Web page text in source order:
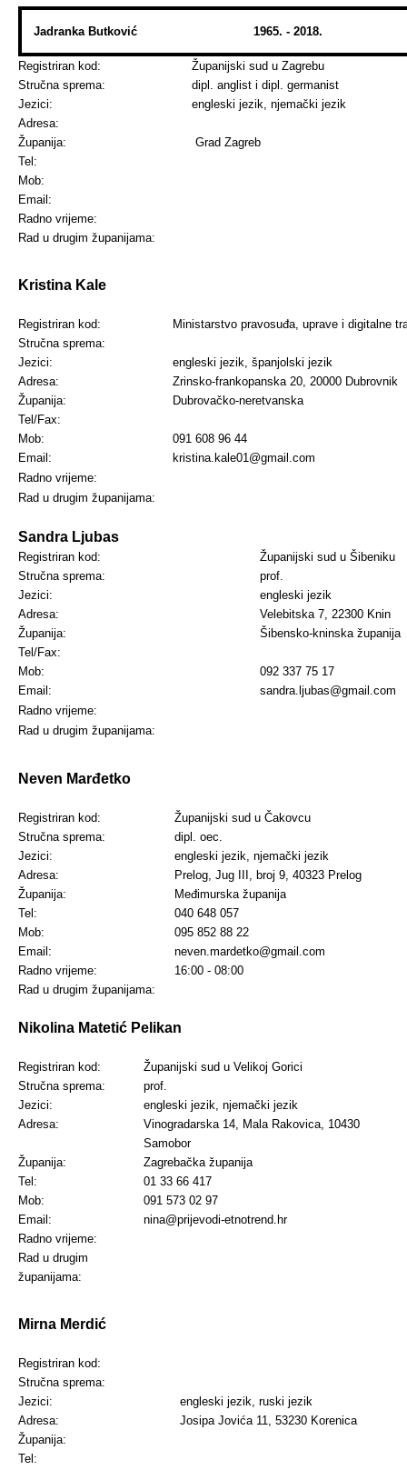
Jadranka Butković 1965. - 2018.
Registriran kod:
Županijski sud u Zagrebu
Stručna sprema:
dipl. anglist i dipl. germanist
Jezici:
engleski jezik, njemački jezik
Adresa:
Županija:
Grad Zagreb
Tel:
Mob:
Email:
Radno vrijeme:
Rad u drugim županijama:
Kristina Kale
Registriran kod:
Ministarstvo pravosuđa, uprave i digitalne
Stručna sprema:
Jezici:
engleski jezik, španjolski jezik
Adresa:
Zrinsko-frankopanska 20, 20000 Dubrovnik
Županija:
Dubrovačko-neretvanska
Tel/Fax:
Mob:
091 608 96 44
Email:
kristina.kale01@gmail.com
Radno vrijeme:
Rad u drugim županijama:
Sandra Ljubas
Registriran kod:
Županijski sud u Šibeniku
Stručna sprema:
prof.
Jezici:
engleski jezik
Adresa:
Velebitska 7, 22300 Knin
Županija:
Šibensko-kninska županija
Tel/Fax:
Mob:
092 337 75 17
Email:
sandra.ljubas@gmail.com
Radno vrijeme:
Rad u drugim županijama:
Neven Marđetko
Registriran kod:
Županijski sud u Čakovcu
Stručna sprema:
dipl. oec.
Jezici:
engleski jezik, njemački jezik
Adresa:
Prelog, Jug III, broj 9, 40323 Prelog
Županija:
Međimurska županija
Tel:
040 648 057
Mob:
095 852 88 22
Email:
neven.mardetko@gmail.com
Radno vrijeme:
16:00 - 08:00
Rad u drugim županijama:
Nikolina Matetić Pelikan
Registriran kod:
Županijski sud u Velikoj Gorici
Stručna sprema:
prof.
Jezici:
engleski jezik, njemački jezik
Adresa:
Vinogradarska 14, Mala Rakovica, 10430
Samobor
Županija:
Zagrebačka županija
Tel:
01 33 66 417
Mob:
091 573 02 97
Email:
nina@prijevodi-etnotrend.hr
Radno vrijeme:
Rad u drugim
županijama:
Mirna Merdić
Registriran kod:
Stručna sprema:
Jezici:
engleski jezik, ruski jezik
Adresa:
Josipa Jovića 11, 53230 Korenica
Županija:
Tel: